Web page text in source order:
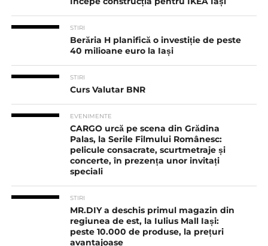
STIRI
Berăria H planifică o investiție de peste
40 milioane euro la Iași
STIRI
Curs Valutar BNR
EVENIMENTE
CARGO urcă pe scena din Grădina
Palas, la Serile Filmului Românesc:
pelicule consacrate, scurtmetraje și
concerte, în prezența unor invitați
speciali
STIRI
MR.DIY a deschis primul magazin din
regiunea de est, la Iulius Mall Iași:
peste 10.000 de produse, la prețuri
avantajoase